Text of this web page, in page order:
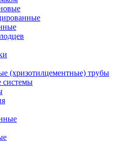
(хризотилцементные) трубы
системы